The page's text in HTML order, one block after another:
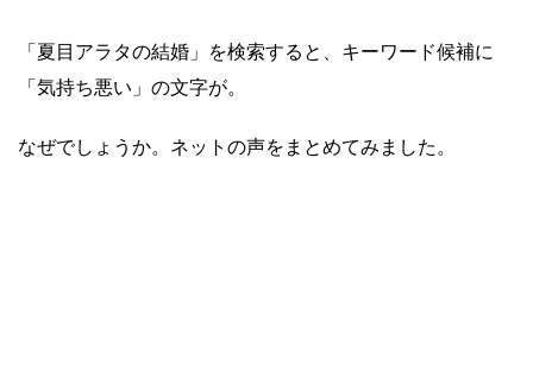
「夏目アラタの結婚」を検索すると、キーワード候補に
「気持ち悪い」の文字が。
なぜでしょうか。ネットの声をまとめてみました。